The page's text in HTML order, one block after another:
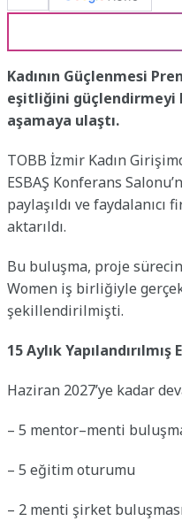
Kadının Güçlenmesi
eşitliğini güçlendirmeyi
aşamaya ulaştı.
TOBB İzmir Kadın
ESBAŞ Konferans
paylaşıldı ve
aktarıldı.
Bu buluşma, proje
Women iş birliğiyle
şekillendirilmişti.
15 Aylık
Haziran 2027’ye kadar
– 5 mentor–menti
– 5 eğitim oturumu
– 2 menti şirket